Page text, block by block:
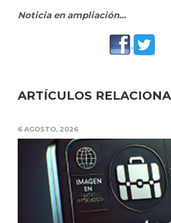
Noticia en ampliación…
ARTÍCULOS
6 AGOSTO, 2026